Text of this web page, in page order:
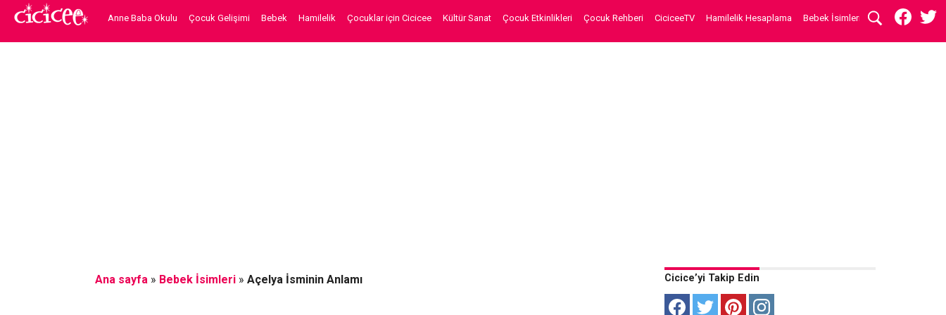
Anne Baba Okulu Çocuk Gelişimi Bebek Hamilelik Çocuklar için Cicicee Kültür Sanat Çocuk Etkinlikleri Çocuk Rehberi CiciceeTV Hamilelik Hesaplama Bebek İsimleri
Ana sayfa» Bebek İsimleri» Açelya İsminin Anlamı Cicice’yi Takip Edin